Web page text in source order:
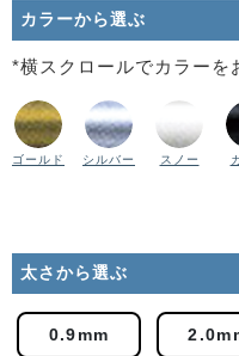
カラーから選ぶ
*横スクロールでカラーを
ゴールド シルバー スノー
太さから選ぶ
0.9mm